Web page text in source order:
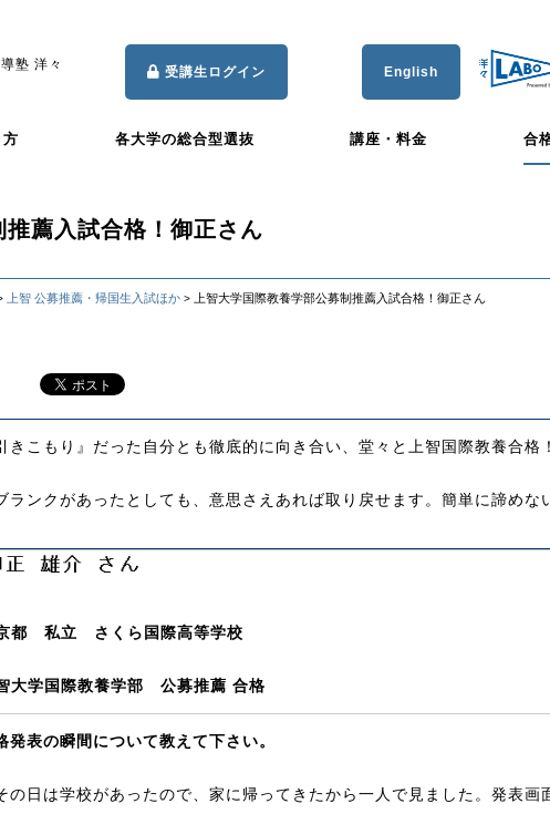
塾 洋々 受講生ログイン English
各大学の総合型選抜 講座・料金 合
薦入試合格！御正さん
上智 公募推薦・帰国生入試ほか > 上智大学国際教養学部公募制推薦入試合格！御正さん
きこもり』だった自分とも徹底的に向き合い、堂々と上智国際教養合格！
ランクがあったとしても、意思さえあれば取り戻せます。簡単に諦めな
都 私立 さくら国際高等学校
大学国際教養学部 公募推薦 合格
発表の瞬間について教えて下さい。
日は学校があったので、家に帰ってきたから一人で見ました。発表画